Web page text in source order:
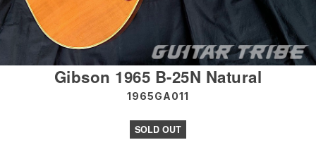
Gibson 1965 B-25N Natural
1965GA011
SOLD OUT